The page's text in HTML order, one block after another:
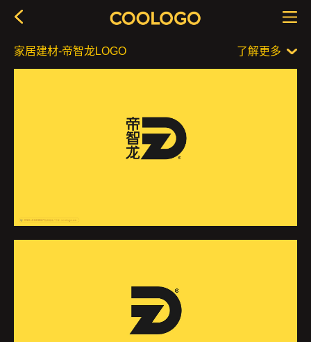
家居建材-帝智龙LOGO 了解更多